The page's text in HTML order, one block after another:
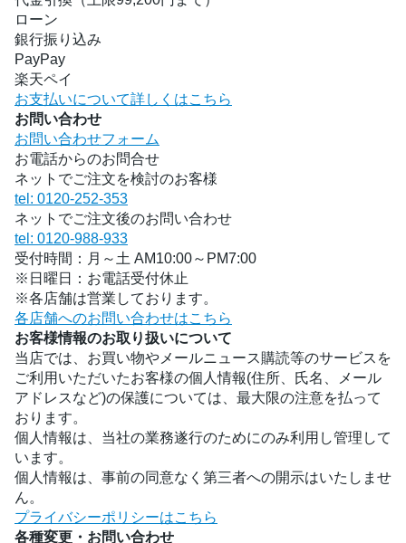
ローン
銀行振り込み
PayPay
楽天ペイ
お支払いについて詳しくはこちら
お問い合わせ
お問い合わせフォーム
お電話からのお問合せ
ネットでご注文を検討のお客様
tel: 0120-252-353
ネットでご注文後のお問い合わせ
tel: 0120-988-933
受付時間：月～土 AM10:00～PM7:00
※日曜日：お電話受付休止
※各店舗は営業しております。
各店舗へのお問い合わせはこちら
お客様情報のお取り扱いについて
当店では、お買い物やメールニュース購読等のサービスを
ご利用いただいたお客様の個人情報(住所、氏名、メール
アドレスなど)の保護については、最大限の注意を払って
おります。
個人情報は、当社の業務遂行のためにのみ利用し管理して
います。
個人情報は、事前の同意なく第三者への開示はいたしませ
ん。
プライバシーポリシーはこちら
各種変更・お問い合わせ